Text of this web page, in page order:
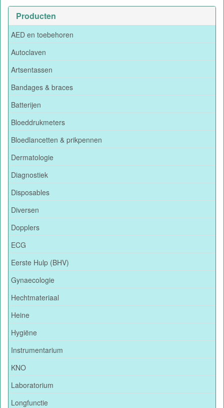
Producten
AED en toebehoren
Autoclaven
Artsentassen
Bandages & braces
Batterijen
Bloeddrukmeters
Bloedlancetten & prikpennen
Dermatologie
Diagnostiek
Disposables
Diversen
Dopplers
ECG
Eerste Hulp (BHV)
Gynaecologie
Hechtmateriaal
Heine
Hygiëne
Instrumentarium
KNO
Laboratorium
Longfunctie